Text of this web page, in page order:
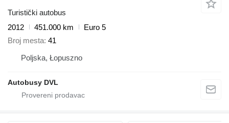
Turistički autobus
2012
451.000 km
Euro 5
Broj mesta 41
Poljska, Łopuszno
Autobusy DVL